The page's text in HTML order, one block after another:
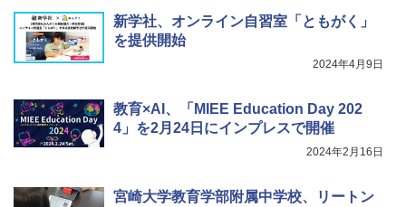
￥4,758
新学社、オンライン自習室「ともがく」
を提供開始
2024年4月9日
教育×AI、「MIEE Education Day 202
4」を2月24日にインプレスで開催
2024年2月16日
宮崎大学教育学部附属中学校、リートン